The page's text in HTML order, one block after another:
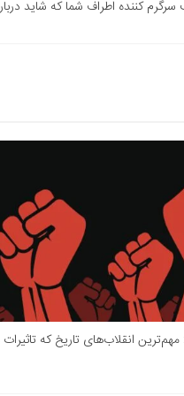
کننده اطراف شما که شاید
انقلاب‌های تاریخ که